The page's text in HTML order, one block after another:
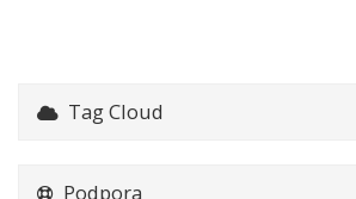
Tag Cloud
Podpora